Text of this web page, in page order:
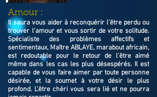
​Amour :
Il saura vous aider à reconquérir l’être perdu ou
trouver l’amour et vous sortir de votre solitude.
Spécialiste des problèmes affectifs et
sentimentaux, Maître ABLAYE, marabout africain,
est redoutable pour le retour de l'être aimé
même dans les cas les plus désespérés. Il est
capable de vous faire aimer par toute personne
désirée, et la soumet à votre désir le plus
profond. L’être chéri vous sera lié et ne pourra